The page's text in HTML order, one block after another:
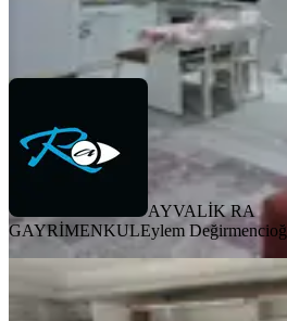
AYVALİK RA GAYRİMENKUL
AYVALİK RA
GAYRİMENKULEylem
Dostlardan